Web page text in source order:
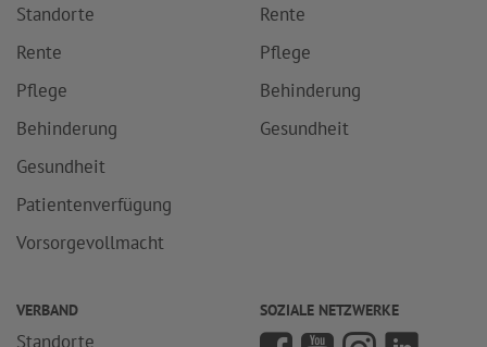
Standorte
Rente
Pflege
Behinderung
Gesundheit
Patientenverfügung
Vorsorgevollmacht
Rente
Pflege
Behinderung
Gesundheit
VERBAND
Standorte
SOZIALE NETZWERKE